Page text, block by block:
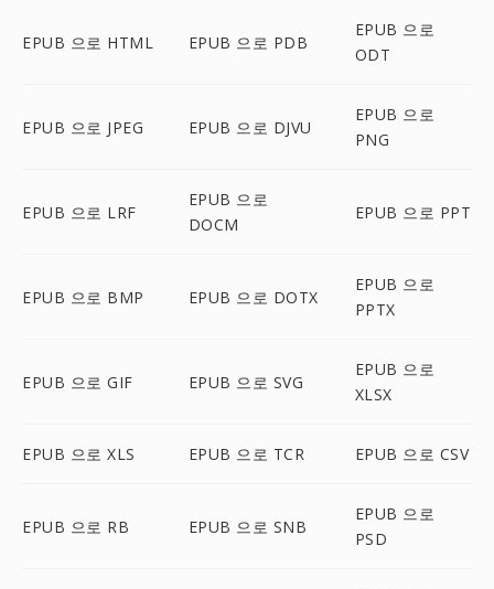
EPUB 으로 HTML EPUB 으로 PDB
EPUB 으로
ODT
EPUB 으로 JPEG EPUB 으로 DJVU
EPUB 으로
PNG
EPUB 으로 LRF
EPUB 으로
DOCM
EPUB 으로 PPT
EPUB 으로 BMP EPUB 으로 DOTX
EPUB 으로
PPTX
EPUB 으로 GIF EPUB 으로 SVG
EPUB 으로
XLSX
EPUB 으로 XLS EPUB 으로 TCR EPUB 으로 CSV
EPUB 으로 RB EPUB 으로 SNB
EPUB 으로
PSD